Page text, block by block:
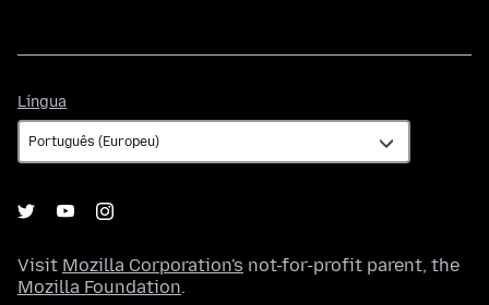
Língua
Visit Mozilla Corporation's not-for-profit parent, the
Mozilla Foundation.